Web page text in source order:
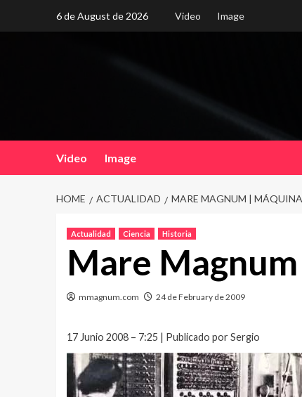
6 de August de 2026 Video Image
Video Image
HOME ACTUALIDAD MARE MAGNUM |
Actualidad Ciencia Historia
Mare
mmagnum.com 24 de February de 2009
17 Junio 2008 – 7:25 | Publicado por Sergio